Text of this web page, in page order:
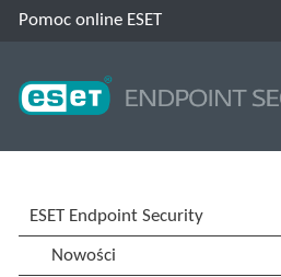
Pomoc online ESET